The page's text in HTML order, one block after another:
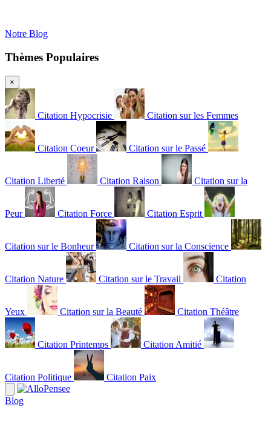
Notre Blog
Thèmes Populaires
×
Citation Hypocrisie Citation sur les Femmes
Citation Coeur Citation sur le Passé
Citation Liberté Citation Raison Citation sur la
Peur Citation Force Citation Esprit
Citation sur le Bonheur Citation sur la Conscience
Citation Nature Citation sur le Travail Citation
Yeux Citation sur la Beauté Citation Théâtre
Citation Printemps Citation Amitié
Citation Politique Citation Paix
Blog